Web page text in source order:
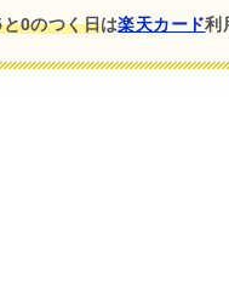
0のつく日は楽天カード利